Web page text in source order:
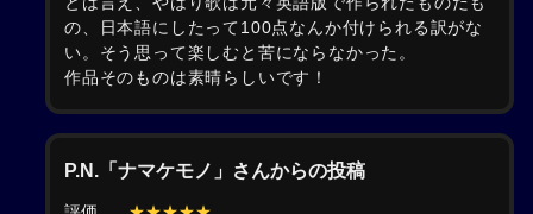
の、日本語にしたって100点なんか付けられる訳がな
い。そう思って楽しむと苦にならなかった。
作品そのものは素晴らしいです！
P.N.「ナマケモノ」さんからの投稿